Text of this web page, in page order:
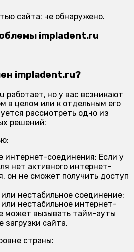
сайта: не обнаружено.
impladent.ru
impladent.ru?
работает, но у вас возникают
в целом или к отдельным его
рассмотреть одно из
решений:
интернет-соединения: Если у
нет активного интернет-
он не сможет получить доступ
нестабильное соединение:
нестабильное интернет-
может вызывать тайм-ауты
загрузки сайта.
страны: